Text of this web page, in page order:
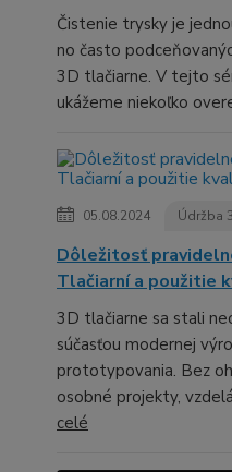
Čistenie trysky je
no často
3D tlačiarne. V tejto
ukážeme niekoľko
05.08.2024 Údržba
Dôležitosť
Tlačiarní a použitie
3D tlačiarne sa stali
súčasťou modernej
prototypovania. Bez
osobné projekty,
celé